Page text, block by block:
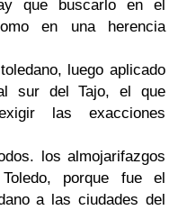
que buscarlo en el
en una herencia
luego aplicado
sur del Tajo, el que
las exacciones
los almojarifazgos
porque fue el
a las ciudades del